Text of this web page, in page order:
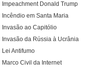
Impeachment Donald Trump
Incêndio em Santa Maria
Invasão ao Capitólio
Invasão da Rússia à Ucrânia
Lei Antifumo
Marco Civil da Internet